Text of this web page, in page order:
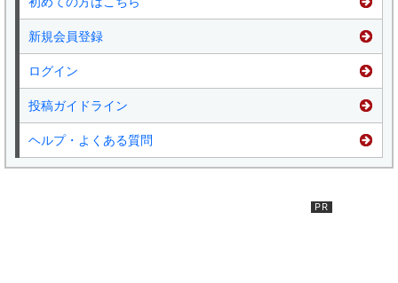
新規会員登録
ログイン
投稿ガイドライン
ヘルプ・よくある質問